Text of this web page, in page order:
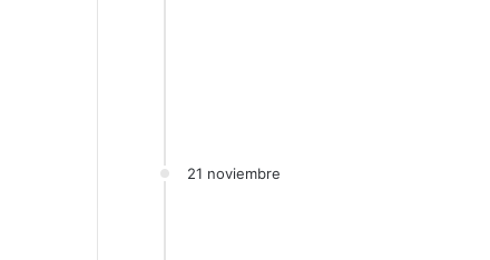
21 noviembre